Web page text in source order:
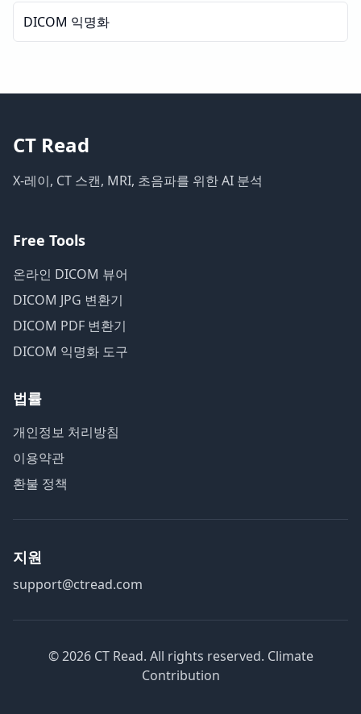
DICOM 익명화
CT Read
X-레이, CT 스캔, MRI, 초음파를 위한 AI 분석
Free Tools
온라인 DICOM 뷰어
DICOM JPG 변환기
DICOM PDF 변환기
DICOM 익명화 도구
법률
개인정보 처리방침
이용약관
환불 정책
지원
support@ctread.com
©2026CT Read. All rights reserved. Climate
Contribution